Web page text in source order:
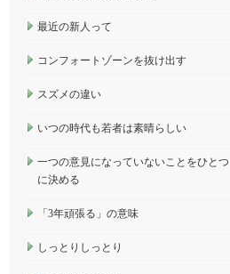
最近の新人って
コンフォートゾーンを抜け出す
スズメの違い
いつの時代も若者は素晴らしい
一つの意見になっていないことをひとつ
に決める
「3年頑張る」の意味
しっとりしっとり